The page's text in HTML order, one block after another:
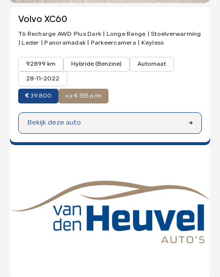
Volvo XC60
T6 Recharge AWD Plus Dark | Longe Range | Stoelverwarming
| Leder | Panoramadak | Parkeercamera | Keyless
92899 km Hybride (Benzine) Automaat
28-11-2022
€ 39.800 v.a € 555 p/m
Bekijk deze auto